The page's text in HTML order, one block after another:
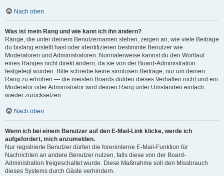
Nach oben
Was ist mein Rang und wie kann ich ihn ändern?
Ränge, die unter deinem Benutzernamen stehen, zeigen an, wie viele Beiträge
du bislang erstellt hast oder identifizieren bestimmte Benutzer wie
Moderatoren und Administratoren. Normalerweise kannst du den Wortlaut
eines Ranges nicht direkt ändern, da sie von der Board-Administration
festgelegt wurden. Bitte schreibe keine sinnlosen Beiträge, nur um deinen
Rang zu erhöhen — die meisten Boards dulden dieses Verhalten nicht und ein
Moderator oder Administrator wird deinen Rang unter Umständen einfach
wieder zurücksetzen.
Nach oben
Wenn ich bei einem Benutzer auf den E-Mail-Link klicke, werde ich
aufgefordert, mich anzumelden.
Nur registrierte Benutzer dürfen die foreninterne E-Mail-Funktion für
Nachrichten an andere Benutzer nutzen, falls diese von der Board-
Administration freigeschaltet wurde. Diese Maßnahme soll den Missbrauch
dieses Systems durch Gäste verhindern.